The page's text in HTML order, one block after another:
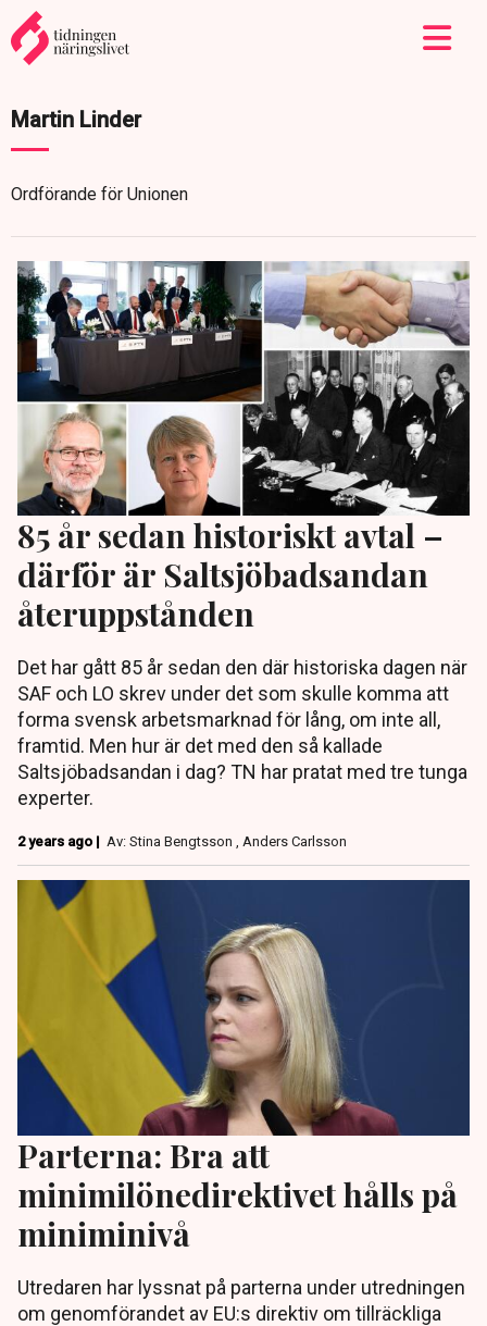
Martin Linder
Ordförande för Unionen
85 år sedan historiskt avtal –
därför är Saltsjöbadsandan
återuppstånden
Det har gått 85 år sedan den där historiska dagen när
SAF och LO skrev under det som skulle komma att
forma svensk arbetsmarknad för lång, om inte all,
framtid. Men hur är det med den så kallade
Saltsjöbadsandan i dag? TN har pratat med tre tunga
experter.
2 years ago | Av: Stina Bengtsson , Anders Carlsson
Parterna: Bra att
minimilönedirektivet hålls på
miniminivå
Utredaren har lyssnat på parterna under utredningen
om genomförandet av EU:s direktiv om tillräckliga